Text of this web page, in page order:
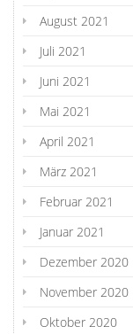
August 2021
Juli 2021
Juni 2021
Mai 2021
April 2021
März 2021
Februar 2021
Januar 2021
Dezember 2020
November 2020
Oktober 2020